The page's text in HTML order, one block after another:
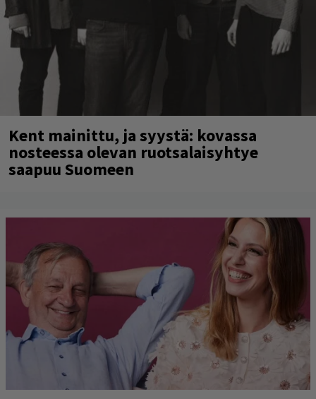
Kent mainittu, ja syystä: kovassa
nosteessa olevan ruotsalaisyhtye
saapuu Suomeen